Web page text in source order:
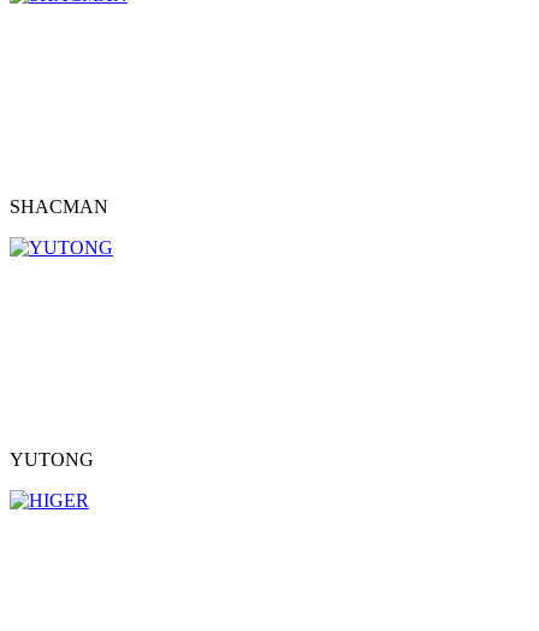
SHACMAN
YUTONG